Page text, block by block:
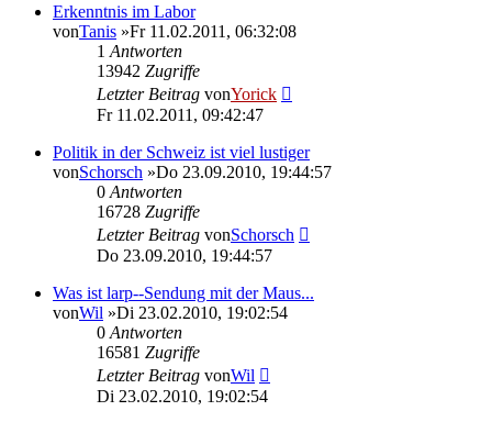
Erkenntnis im Labor
vonTanis »Fr 11.02.2011, 06:32:08
1 Antworten
13942 Zugriffe
Letzter Beitrag vonYorick
Fr 11.02.2011, 09:42:47
Politik in der Schweiz ist viel lustiger
vonSchorsch »Do 23.09.2010, 19:44:57
0 Antworten
16728 Zugriffe
Letzter Beitrag vonSchorsch
Do 23.09.2010, 19:44:57
Was ist larp--Sendung mit der Maus...
vonWil »Di 23.02.2010, 19:02:54
0 Antworten
16581 Zugriffe
Letzter Beitrag vonWil
Di 23.02.2010, 19:02:54